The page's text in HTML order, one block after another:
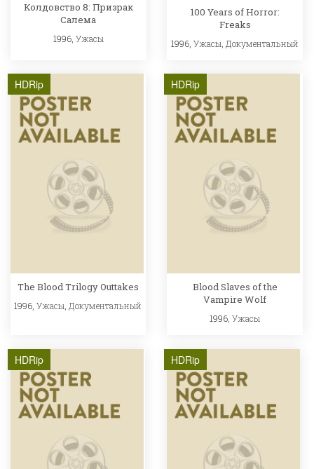
Колдовство 8: Призрак
Салема
1996, Ужасы
100 Years of Horror:
Freaks
1996,Ужасы Документальный
HDRip
The Blood Trilogy Outtakes
1996,Ужасы,Документальный
HDRip
Blood Slaves of the
Vampire Wolf
1996,Ужасы
HDRip HDRip